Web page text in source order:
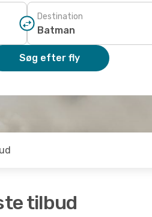
Destination
Søg efter fly
tilbud